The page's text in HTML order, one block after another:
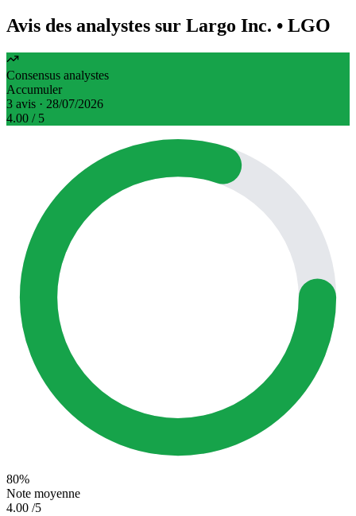
Avis des analystes sur Largo Inc. • LGO
Consensus analystes
Accumuler
3 avis · 28/07/2026
4.00 / 5
80%
Note moyenne
4.00 /5